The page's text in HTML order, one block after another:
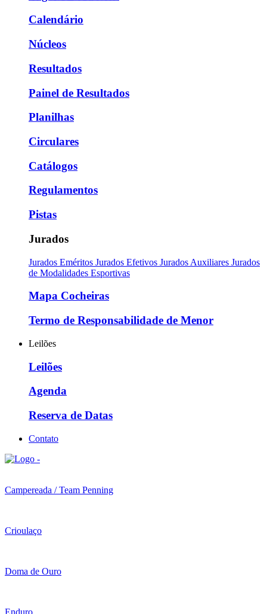
Calendário
Núcleos
Resultados
Painel de Resultados
Planilhas
Circulares
Catálogos
Regulamentos
Pistas
Jurados
Jurados Eméritos Jurados Efetivos Jurados Auxiliares Jurados
de Modalidades Esportivas
Mapa Cocheiras
Termo de Responsabilidade de Menor
Leilões
Leilões
Agenda
Reserva de Datas
Contato
Campereada / Team Penning
Crioulaço
Doma de Ouro
Enduro